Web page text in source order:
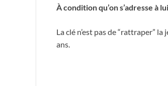
À condition qu’on s’adresse à
La clé n’est pas de “rattraper”
ans.